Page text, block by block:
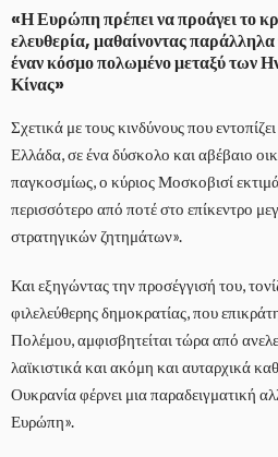
«Η Ευρώπη πρέπει να προάγει το
ελευθερία, μαθαίνοντας
έναν κόσμο πολωμένο μεταξύ των
Κίνας»
Σχετικά με τους κινδύνους που
Ελλάδα, σε ένα δύσκολο και αβέβαιο
παγκοσμίως, ο κύριος Μοσκοβισί
περισσότερο από ποτέ στο επίκεντρο
στρατηγικών ζητημάτων».
Και εξηγώντας την προσέγγισή του,
φιλελεύθερης δημοκρατίας, που
Πολέμου, αμφισβητείται τώρα από
λαϊκιστικά και ακόμη και αυταρχικά
Ουκρανία φέρνει μια παραδειγματική
Ευρώπη».